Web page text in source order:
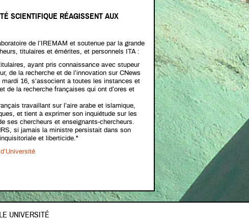
SCIENTIFIQUE RÉAGISSENT AUX
de l’IREMAM et soutenue par la grande
titulaires et émérites, et personnels ITA :
ayant pris connaissance avec stupeur
de la recherche et de l’innovation sur CNews
16, s’associent à toutes les instances et
de la recherche françaises qui ont d’ores et
travaillant sur l’aire arabe et islamique,
et tient à exprimer son inquiétude sur les
ses chercheurs et enseignants-chercheurs.
si jamais la ministre persistait dans son
et liberticide."
UNIVERSITÉ